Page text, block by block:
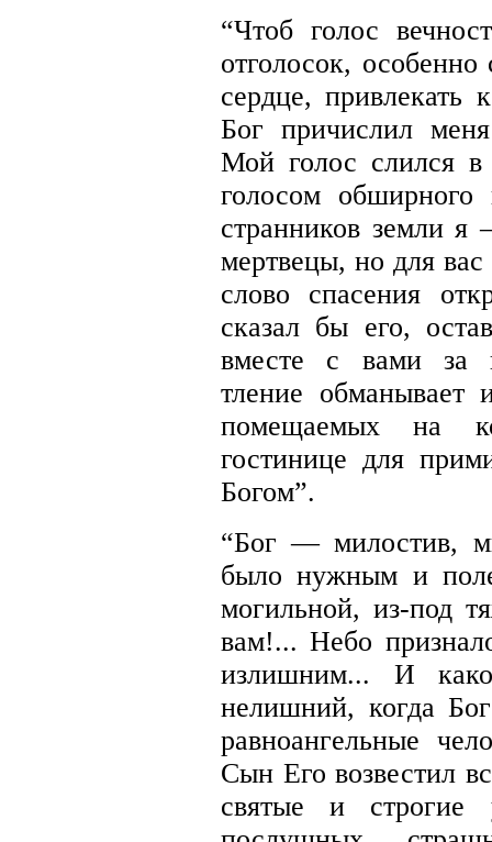
“Чтоб голос
отголосок,
сердце,
Бог причислил
Мой голос слился в
голосом
странников земли я
мертвецы, но для
слово спасения
сказал бы его,
вместе с вами за
тление обманывает
помещаемых на
гостинице для
Богом”.
“Бог — милостив,
было нужным и
могильной, из-под
вам!... Небо
излишним... И
нелишний, когда
равноангельные
Сын Его возвестил
святые и